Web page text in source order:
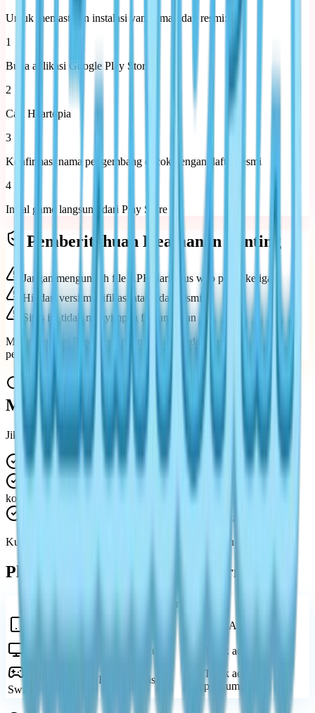
Untuk memastikan instalasi yang aman dan resmi:
1
Buka aplikasi Google Play Store
2
Cari Heartopia
3
Konfirmasi nama pengembang cocok dengan daftar resmi
4
Instal game langsung dari Play Store
Pemberitahuan Keamanan Penting
Jangan mengunduh file APK dari situs web pihak ketiga
Hindari versi modifikasi atau tidak resmi
Situs ini tidak menyimpan file unduhan
Menggunakan Play Store memastikan Anda mendapatkan
pembaruan dan perlindungan keamanan resmi.
Bagaimana Jika Heartopia Tidak
Muncul di Play Store?
Jika Anda tidak dapat menemukan Heartopia di Play Store:
Periksa pengaturan wilayah Anda
Konfirmasikan perangkat Anda memenuhi persyaratan
kompatibilitas
Tunggu pembaruan peluncuran di masa mendatang
Kurangnya visibilitas tidak selalu berarti game telah dihapus.
Play Store Heartopia vs Platform Lain
Ketersediaan
Versi Android resmi
Tidak didukung Tidak ada rilis asli
Switch
Belum dirilis
Tidak ada
pengumuman